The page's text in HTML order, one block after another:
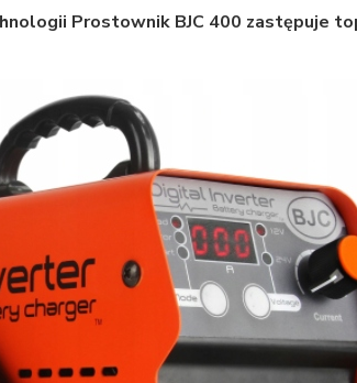
Prostownik BJC 400 zastępuje